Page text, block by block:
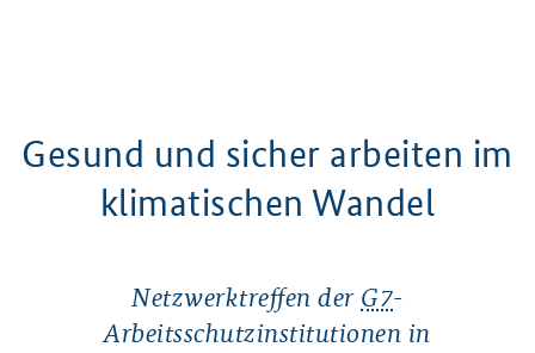
Gesund und sicher arbeiten im
klimatischen Wandel
Netzwerktreffen der G7-
Arbeitsschutzinstitutionen in